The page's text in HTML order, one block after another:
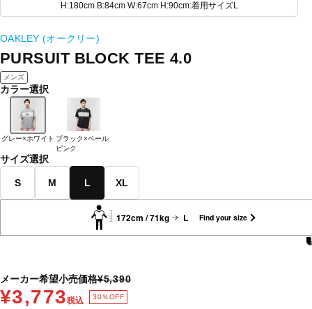
H:180cm B:84cm W:67cm H:90cm:着用サイズL
OAKLEY (オークリー)
PURSUIT BLOCK TEE 4.0
メンズ
カラー選択
グレー×ホワイト ブラック×ペール
ピンク
サイズ選択
S M L XL
172cm / 71kg L Find your size
メーカー希望小売価格¥5,390
¥3,773税込 30％OFF